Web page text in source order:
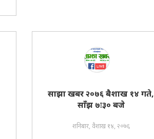
साझा खबर २०७६ बैशाख १४ गते,
साँझ ७ः३० बजे
शनिबार, वैशाख १४, २०७६